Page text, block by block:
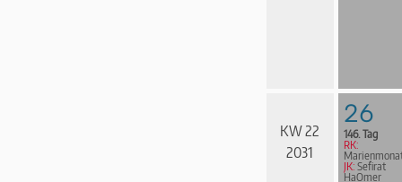
KW 22
2031
26
146. Tag
RK:
JK: Sefirat
HaOmer